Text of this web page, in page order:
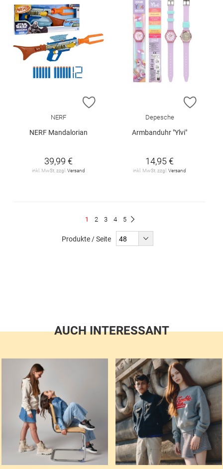
ZUR WUNSCHLISTE HINZUFÜGEN
NERF
NERF Mandalorian
39,99 €
inkl. MwSt. zzgl. Versand
ZUR
Depesche
Armbanduhr "Ylvi"
14,95 €
inkl. MwSt. zzgl. Versand
Du
1 Seite
2 Seite
3 Seite
4 Seite
5
Produkte / Seite
AUCH INTERESSANT